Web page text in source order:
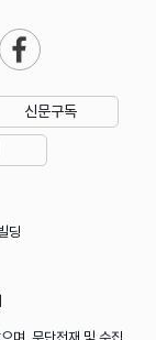
신문구독
딩